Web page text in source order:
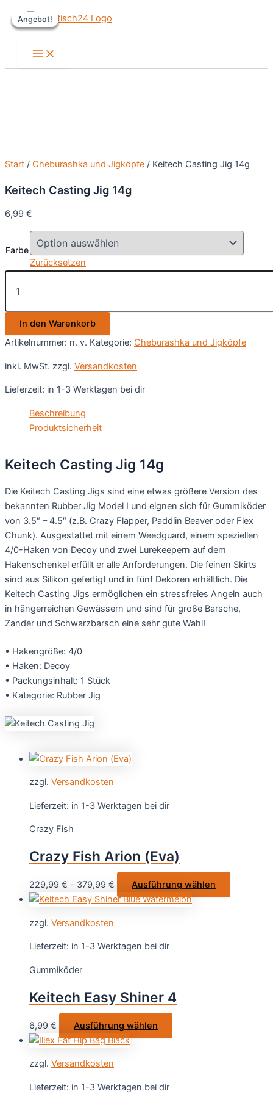
Inhalt
Main
Menu
Start / Cheburashka und Jigköpfe / Keitech Casting Jig 14g
Keitech Casting Jig 14g
6,99 €
Farbe
Zurücksetzen
Keitech
Casting
14g
MengeIn den Warenkorb
Artikelnummer: n. v. Kategorie: Cheburashka und Jigköpfe
inkl. MwSt. zzgl. Versandkosten
Lieferzeit: in 1-3 Werktagen bei dir
Beschreibung
Produktsicherheit
Keitech Casting Jig 14g
Die Keitech Casting Jigs sind eine etwas größere Version des
bekannten Rubber Jig Model I und eignen sich für Gummiköder
von 3.5″ – 4.5″ (z.B. Crazy Flapper, Paddlin Beaver oder Flex
Chunk). Ausgestattet mit einem Weedguard, einem speziellen
4/0-Haken von Decoy und zwei Lurekeepern auf dem
Hakenschenkel erfüllt er alle Anforderungen. Die feinen Skirts
sind aus Silikon gefertigt und in fünf Dekoren erhältlich. Die
Keitech Casting Jigs ermöglichen ein stressfreies Angeln auch
in hängerreichen Gewässern und sind für große Barsche,
Zander und Schwarzbarsch eine sehr gute Wahl!
• Hakengröße: 4/0
• Haken: Decoy
• Packungsinhalt: 1 Stück
• Kategorie: Rubber Jig
zzgl. Versandkosten
Lieferzeit: in 1-3 Werktagen bei dir
Crazy Fish
Crazy Fish Arion (Eva)
229,99 € – 379,99 € Ausführung wählen
Produkt
zzgl. Versandkosten
Lieferzeit: in 1-3 Werktagen bei dir
Gummiköder
Keitech Easy Shiner 4
6,99 € Ausführung wählen
Produkt
zzgl. Versandkosten
Lieferzeit: in 1-3 Werktagen bei dir
Angebot!
Angebot!
Angebot!
Angebot!